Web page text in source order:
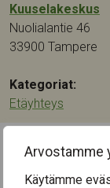
Arvostamme
Käytämme
Kuuselakeskus
Nuolialantie 46
33900 Tampere
Kategoriat:
Etäyhteys